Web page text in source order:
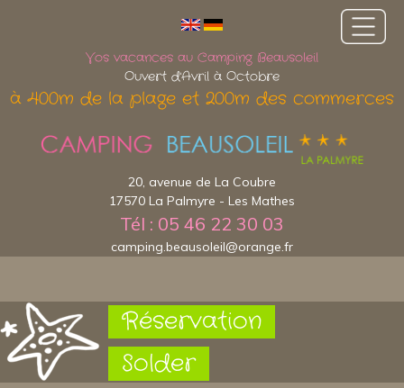
Réservation
Solder
Vos vacances au Camping Beausoleil
Ouvert d'Avril à Octobre
à 400m de la plage et 200m des commerces
20, avenue de La Coubre
17570 La Palmyre - Les Mathes
Tél : 05 46 22 30 03
camping.beausoleil@orange.fr